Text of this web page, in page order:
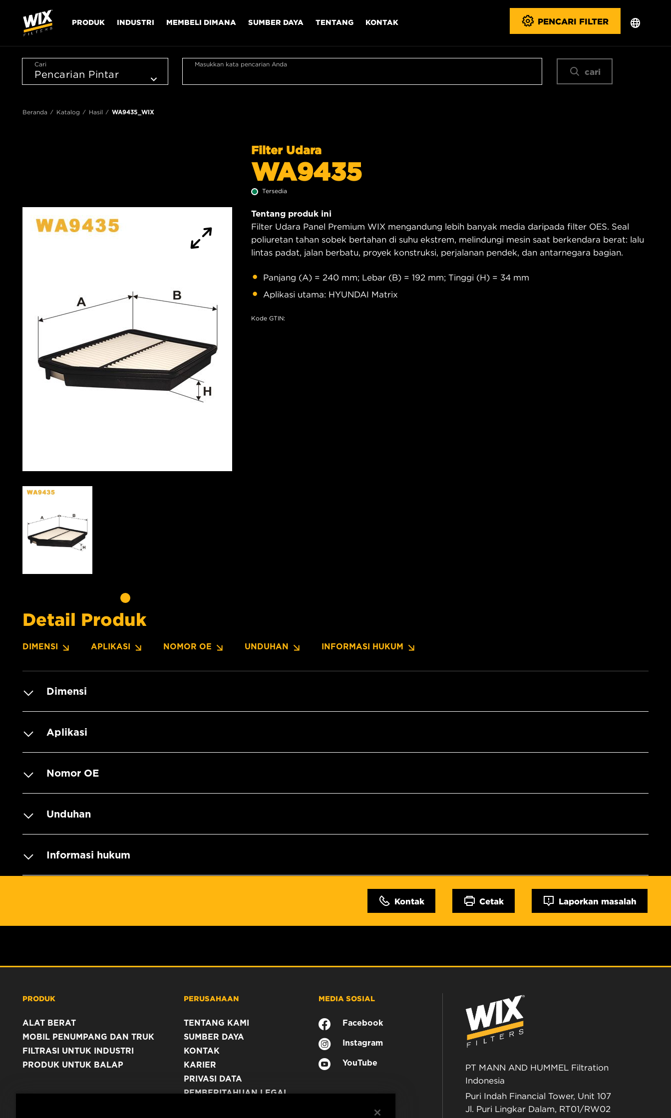
PRODUK INDUSTRI MEMBELI DIMANA SUMBER DAYA TENTANG KONTAK PENCARI FILTER
Cari Masukkan kata pencarian Anda
cari
Beranda Katalog Hasil WA9435_WIX
Filter Udara
WA9435
Tersedia
Tentang produk ini
Filter Udara Panel Premium WIX mengandung lebih banyak media daripada filter OES. Seal
poliuretan tahan sobek bertahan di suhu ekstrem, melindungi mesin saat berkendara berat: lalu
lintas padat, jalan berbatu, proyek konstruksi, perjalanan pendek, dan antarnegara bagian.
Panjang (A) = 240 mm; Lebar (B) = 192 mm; Tinggi (H) = 34 mm
Aplikasi utama: HYUNDAI Matrix
Kode GTIN:
Detail Produk
DIMENSI APLIKASI NOMOR OE UNDUHAN INFORMASI HUKUM
Dimensi
Aplikasi
Nomor OE
Unduhan
Informasi hukum
Kontak Cetak Laporkan masalah
PRODUK
ALAT BERAT
MOBIL PENUMPANG DAN TRUK
FILTRASI UNTUK INDUSTRI
PRODUK UNTUK BALAP
PERUSAHAAN
TENTANG KAMI
SUMBER DAYA
KONTAK
KARIER
PRIVASI DATA
PEMBERITAHUAN LEGAL
MEDIA SOSIAL
Facebook
Instagram
YouTube
PT MANN AND HUMMEL Filtration
Indonesia
Puri Indah Financial Tower, Unit 107
Jl. Puri Lingkar Dalam, RT01/RW02